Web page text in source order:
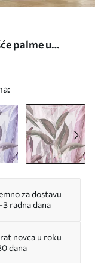
palme u
za dostavu
3 radna dana
novca u roku
dana